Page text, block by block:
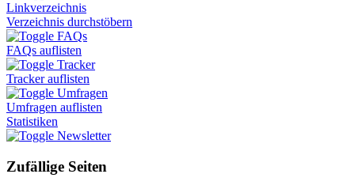
Linkverzeichnis
Verzeichnis durchstöbern
FAQs
FAQs auflisten
Tracker
Tracker auflisten
Umfragen
Umfragen auflisten
Statistiken
Newsletter
Zufällige Seiten